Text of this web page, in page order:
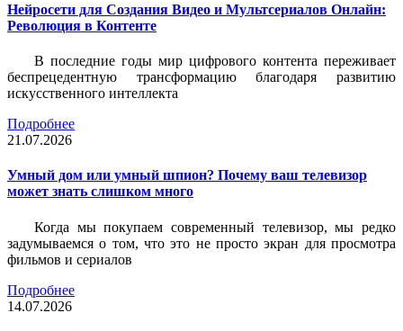
Нейросети для Создания Видео и Мультсериалов Онлайн:
Революция в Контенте
В последние годы мир цифрового контента переживает
беспрецедентную трансформацию благодаря развитию
искусственного интеллекта
Подробнее
21.07.2026
Умный дом или умный шпион? Почему ваш телевизор
может знать слишком много
Когда мы покупаем современный телевизор, мы редко
задумываемся о том, что это не просто экран для просмотра
фильмов и сериалов
Подробнее
14.07.2026